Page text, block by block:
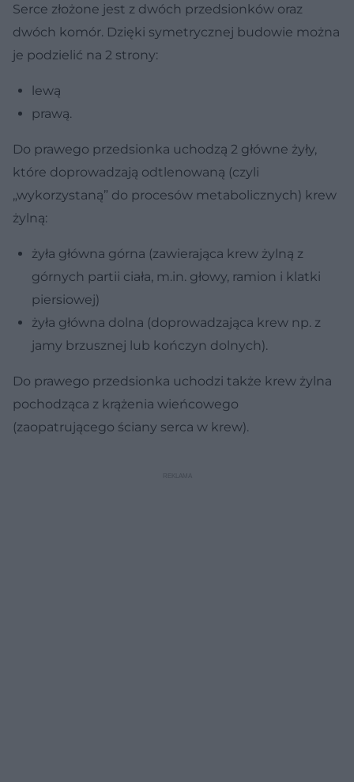
Serce złożone jest z dwóch przedsionków oraz
dwóch komór. Dzięki symetrycznej budowie można
je podzielić na 2 strony:
lewą
prawą.
Do prawego przedsionka uchodzą 2 główne żyły,
które doprowadzają odtlenowaną (czyli
„wykorzystaną” do procesów metabolicznych) krew
żylną:
żyła główna górna (zawierająca krew żylną z
górnych partii ciała, m.in. głowy, ramion i klatki
piersiowej)
żyła główna dolna (doprowadzająca krew np. z
jamy brzusznej lub kończyn dolnych).
Do prawego przedsionka uchodzi także krew żylna
pochodząca z krążenia wieńcowego
(zaopatrującego ściany serca w krew).